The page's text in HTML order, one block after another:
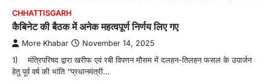
CHHATTISGARH
कैबिनेट की बैठक में अनेक महत्वपूर्ण निर्णय लिए गए
More Khabar November 14, 2025
1) मंत्रिपरिषद द्वारा खरीफ एवं रबी विपणन मौसम में दलहन-तिलहन फसल के उपार्जन
हेतु पूर्व वर्ष की भांति ‘‘प्रधानमंत्री…